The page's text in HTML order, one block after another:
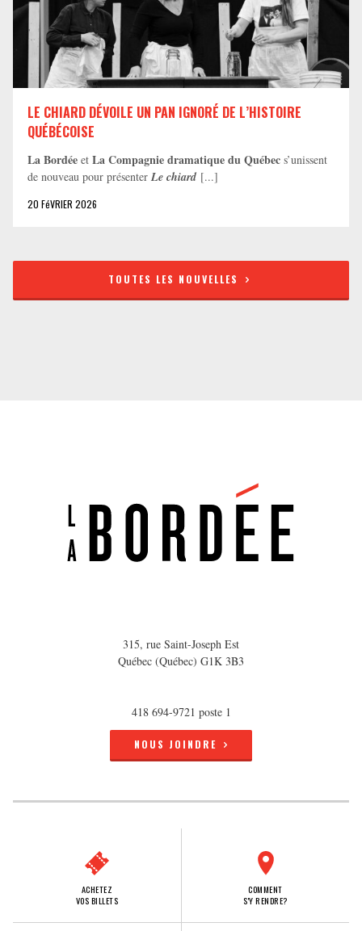
LE CHIARD DÉVOILE UN PAN IGNORÉ DE L’HISTOIRE
QUÉBÉCOISE
La Bordée et La Compagnie dramatique du Québec s’unissent
de nouveau pour présenter Le chiard [...]
20 FéVRIER 2026
TOUTES LES NOUVELLES
315, rue Saint-Joseph Est
Québec (Québec) G1K 3B3
418 694-9721 poste 1
NOUS JOINDRE
ACHETEZ
VOS BILLETS
COMMENT
S'Y RENDRE?